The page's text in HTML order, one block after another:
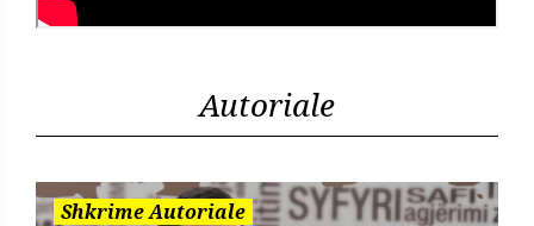
Autoriale
Shkrime Autoriale